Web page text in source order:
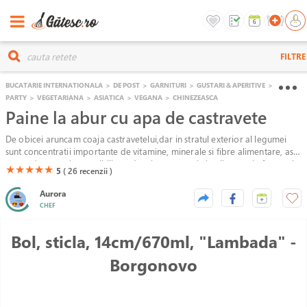
FILTRE
BUCATARIE INTERNATIONALA > DE POST > GARNITURI > GUSTARI & APERITIVE >
PARTY > VEGETARIANA > ASIATICA > VEGANA > CHINEZEASCA
Paine la abur cu apa de castravete
De obicei aruncam coaja castravetelui,dar in stratul exterior al legumei
sunt concentratii importante de vitamine, minerale si fibre alimentare, asa
ca am descoperit o posibilitate de a integra coaja in alimentatie fara sa-i
simt gustul putin amarui.
(*)
★(*)
★(*)
★(*)
★(*)
★ 5 ( 26 recenzii )
Aurora
CHEF
Bol, sticla, 14cm/670ml, "Lambada" -
Borgonovo